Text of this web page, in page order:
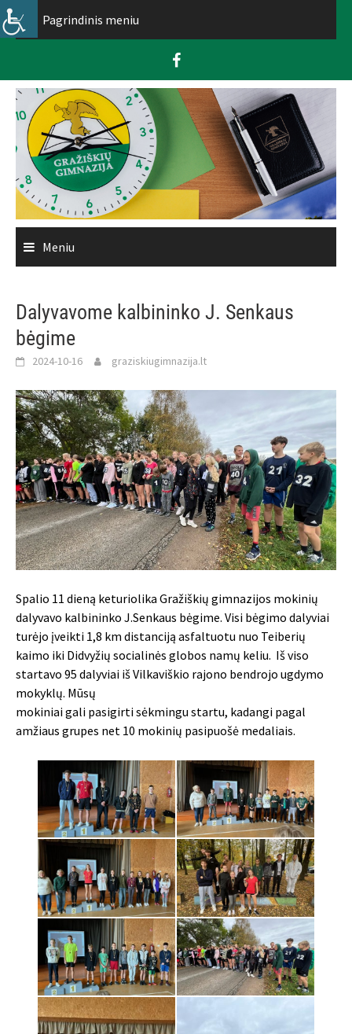
Skip
to
Pagrindinis meniu
Meniu
Dalyvavome kalbininko J. Senkaus
bėgime
2024-10-16 graziskiugimnazija.lt
Spalio 11 dieną keturiolika Gražiškių gimnazijos mokinių
dalyvavo kalbininko J.Senkaus bėgime. Visi bėgimo dalyviai
turėjo įveikti 1,8 km distanciją asfaltuotu nuo Teiberių
kaimo iki Didvyžių socialinės globos namų keliu. Iš viso
startavo 95 dalyviai iš Vilkaviškio rajono bendrojo ugdymo
mokyklų. Mūsų
mokiniai gali pasigirti sėkmingu startu, kadangi pagal
amžiaus grupes net 10 mokinių pasipuošė medaliais.